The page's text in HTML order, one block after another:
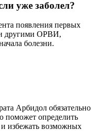
уже заболел?
появления первых
другими ОРВИ,
болезни.
Арбидол обязательно
поможет определить
и избежать возможных